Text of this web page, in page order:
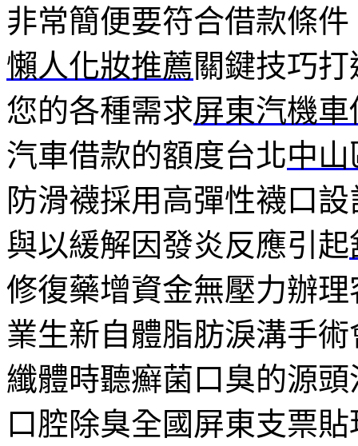
非常簡便要符合借款條
懶人化妝推薦關鍵技巧
您的各種需求屏東汽機車
汽車借款的額度台北中
防滑襪採用高彈性襪口設
與以緩解因發炎反應引起
修復藥增資金無壓力辦理
業生新自體脂肪淚溝手
纖體時聽癬菌口臭的源
口腔除臭全國屏東支票